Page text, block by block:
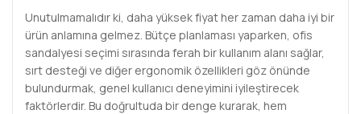
Unutulmamalıdır ki, daha yüksek fiyat her zaman daha iyi bir
ürün anlamına gelmez. Bütçe planlaması yaparken, ofis
sandalyesi seçimi sırasında ferah bir kullanım alanı sağlar,
sırt desteği ve diğer ergonomik özellikleri göz önünde
bulundurmak, genel kullanıcı deneyimini iyileştirecek
faktörlerdir. Bu doğrultuda bir denge kurarak, hem